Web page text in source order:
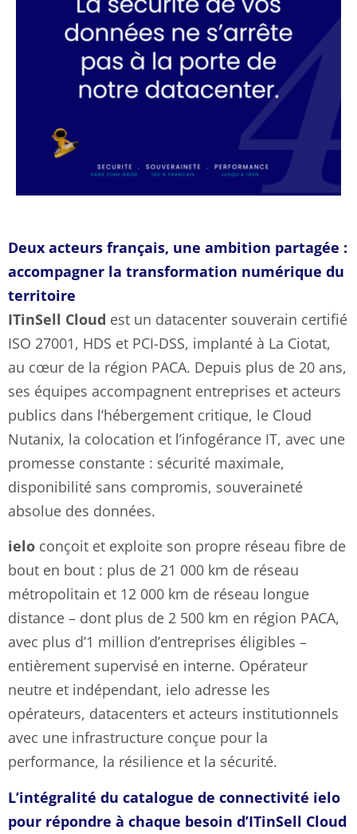
Deux acteurs français, une ambition partagée :
accompagner la transformation numérique du
territoire
ITinSell Cloud est un datacenter souverain certifié
ISO 27001, HDS et PCI-DSS, implanté à La Ciotat,
au cœur de la région PACA. Depuis plus de 20 ans,
ses équipes accompagnent entreprises et acteurs
publics dans l’hébergement critique, le Cloud
Nutanix, la colocation et l’infogérance IT, avec une
promesse constante : sécurité maximale,
disponibilité sans compromis, souveraineté
absolue des données.
ielo conçoit et exploite son propre réseau fibre de
bout en bout : plus de 21 000 km de réseau
métropolitain et 12 000 km de réseau longue
distance – dont plus de 2 500 km en région PACA,
avec plus d’1 million d’entreprises éligibles –
entièrement supervisé en interne. Opérateur
neutre et indépendant, ielo adresse les
opérateurs, datacenters et acteurs institutionnels
avec une infrastructure conçue pour la
performance, la résilience et la sécurité.
L’intégralité du catalogue de connectivité ielo
pour répondre à chaque besoin d’ITinSell Cloud